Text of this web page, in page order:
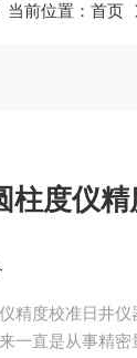
当前位置： 首页
柱度仪精
精度校准日井
一直是从事精